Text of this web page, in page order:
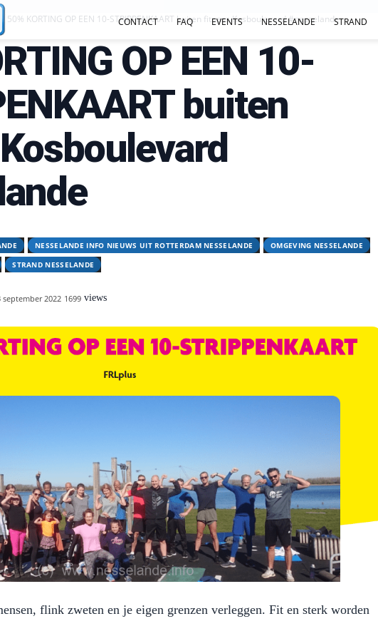
CONTACT FAQ EVENTS NESSELANDE STRAND
50% KORTING OP EEN 10-STRIPPENKAART buiten fitness Kosboulevard #nesselande
OP EEN 10-
buiten
NESSELANDE INFO NIEUWS UIT ROTTERDAM NESSELANDE
OMGEVING NESSELANDE
STRAND NESSELANDE
september 2022 1699 views
flink zweten en je eigen grenzen verleggen. Fit en sterk worden